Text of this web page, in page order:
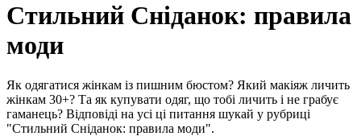
Стильний Сніданок: правила
моди
Як одягатися жінкам із пишним бюстом? Який макіяж личить
жінкам 30+? Та як купувати одяг, що тобі личить і не грабує
гаманець? Відповіді на усі ці питання шукай у рубриці
"Стильний Сніданок: правила моди".